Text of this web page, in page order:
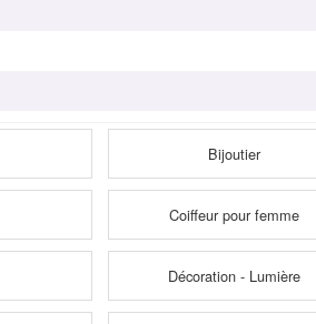
Bijoutier
Coiffeur pour femme
Décoration - Lumière